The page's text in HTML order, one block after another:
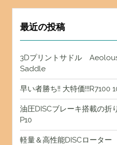
最近の投稿
3Dプリントサドル
Saddle
早い者勝ち!! 大特価!!!R7100
油圧DISCブレーキ搭載の折
P10
軽量＆高性能DISCローター